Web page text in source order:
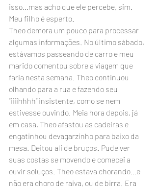
isso…mas acho que ele percebe, sim.
Meu filho é esperto.
Theo demora um pouco para processar
algumas informações. No último sábado,
estávamos passeando de carro e meu
marido comentou sobre a viagem que
faria nesta semana. Theo continuou
olhando para a rua e fazendo seu
“iiiihhhh” insistente, como se nem
estivesse ouvindo. Meia hora depois, já
em casa, Theo afastou as cadeiras e
engatinhou devagarzinho para baixo da
mesa. Deitou ali de bruços. Pude ver
suas costas se movendo e comecei a
ouvir soluços. Theo estava chorando…e
não era choro de raiva, ou de birra. Era